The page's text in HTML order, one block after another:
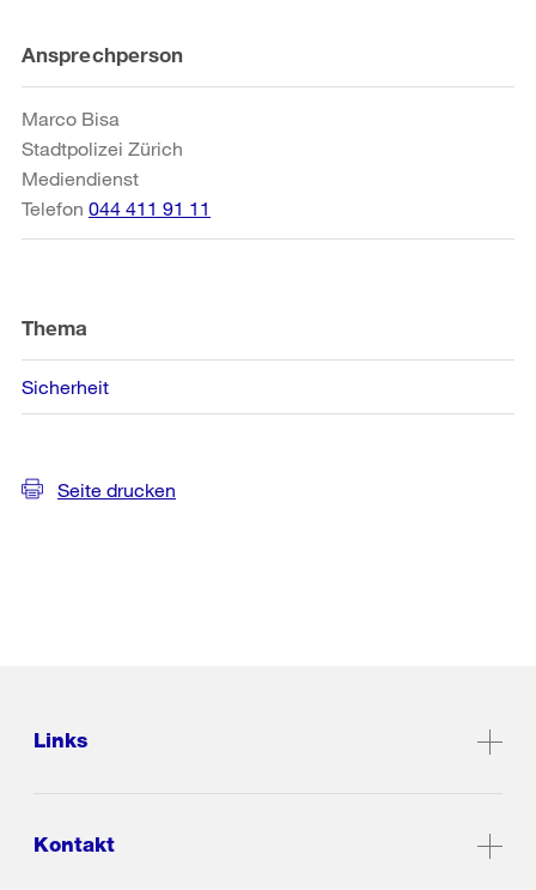
Weitere
Informationen
Ansprechperson
Marco Bisa
Stadtpolizei Zürich
Mediendienst
Telefon 044 411 91 11
Thema
Sicherheit
Seite drucken
Links
Kontakt